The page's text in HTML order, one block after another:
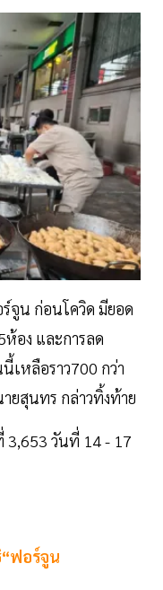
ร์จูน ก่อนโควิด มียอด
อง และการลด
หลือราว700 กว่า
ยสุนทร กล่าวทิ้งท้าย
3,653 วันที่ 14 - 17
ฟอร์จูน